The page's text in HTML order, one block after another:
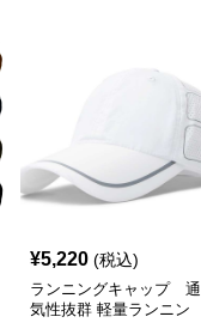
¥5,220 (税込)
ランニングキャップ 通
気性抜群 軽量ランニン